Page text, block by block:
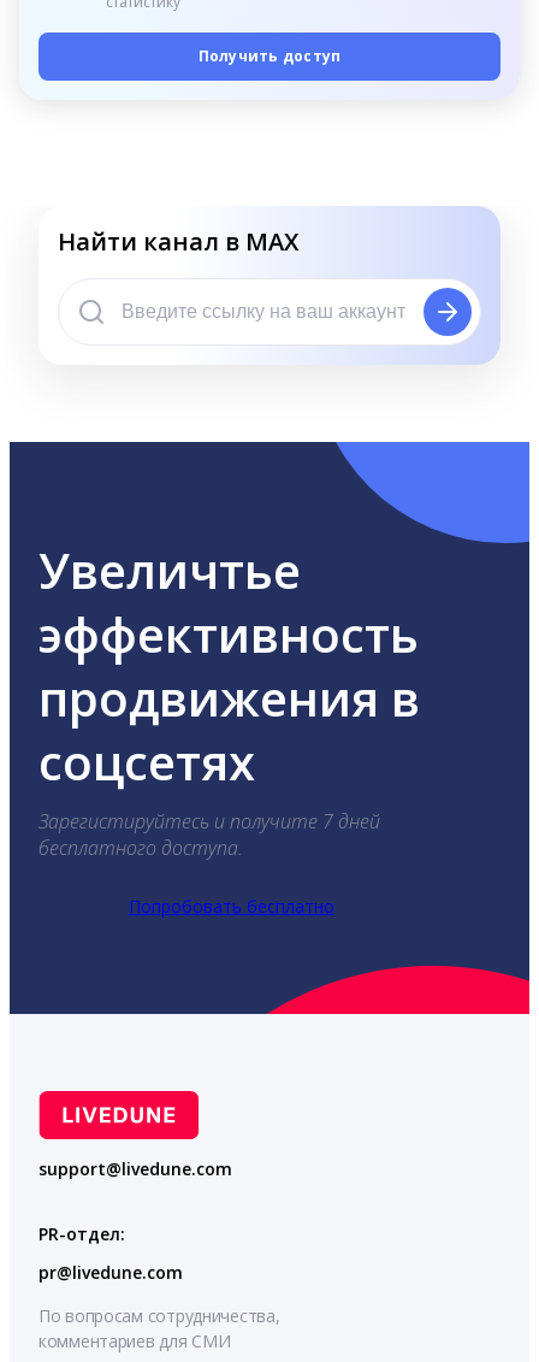
Получить доступ
Найти канал в MAX
Увеличтье
эффективность
продвижения в
соцсетях
Зарегистируйтесь и получите 7 дней
бесплатного доступа.
Попробовать бесплатно
support@livedune.com
PR-отдел:
pr@livedune.com
По вопросам сотрудничества,
комментариев для СМИ